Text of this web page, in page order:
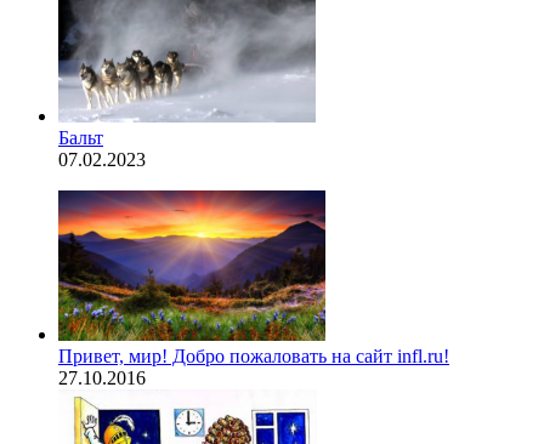
Бальт
07.02.2023
Привет, мир! Добро пожаловать на сайт infl.ru!
27.10.2016